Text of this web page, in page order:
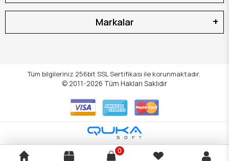
Markalar
Tüm bilgileriniz 256bit SSL Sertifikası ile korunmaktadır.
© 2011-2026 Tüm Hakları Saklıdır
0